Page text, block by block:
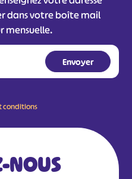
dans votre boîte mail
mensuelle.
conditions
NOUS